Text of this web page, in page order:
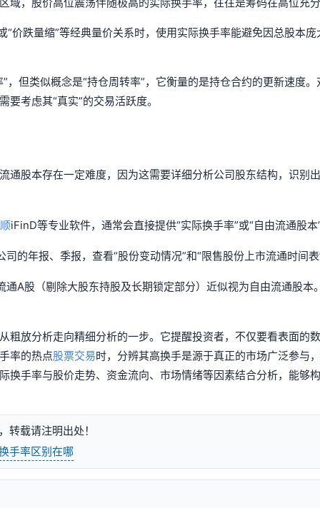
“价跌量缩”等经典量价关系时，使用实际换手率能避免因总股本
，但类似概念是“持仓周转率”，它衡量的是持仓合约的更新速度。
考虑其“真实”的交易活跃度。
通股本存在一定难度，因为这需要详细分析公司股东结构，识别
iFinD等专业软件，通常会直接提供“实际换手率”或“自由流通股本”
司的年报、季报，查看“股份变动情况”和“限售股份上市流通时间
通A股（剔除大股东持股及长期锁定部分）近似视为自由流通股本
粗放分析走向精细分析的一步。它提醒投资者，不仅要看表面的
率的热点股票交易时，分辨其高换手是源于真正的市场广泛参与
换手率与股价走势、资金流向、市场情绪等因素结合分析，能够
转载请注明出处！
手率区别在哪